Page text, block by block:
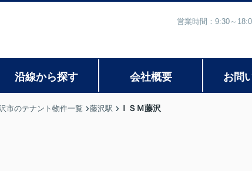
営業時間：9:30～
沿線から探す 会社概要 お問
市のテナント物件一覧 藤沢駅 ＩＳＭ藤沢